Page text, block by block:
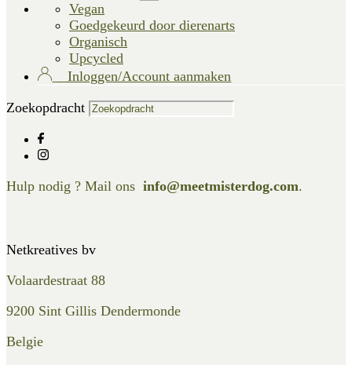
Vegan
Goedgekeurd door dierenarts
Organisch
Upcycled
Inloggen/Account aanmaken
Zoekopdracht
Hulp nodig ? Mail ons info@meetmisterdog.com.
Netkreatives bv
Volaardestraat 88
9200 Sint Gillis Dendermonde
Belgie